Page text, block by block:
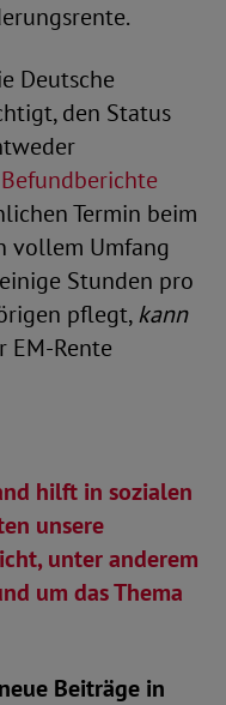
Deutsche
den Status
Befundberichte
Termin beim
vollem Umfang
Stunden pro
pflegt,kann
EM-Rente
hilft in sozialen
unsere
unter anderem
um das Thema
Beiträge in